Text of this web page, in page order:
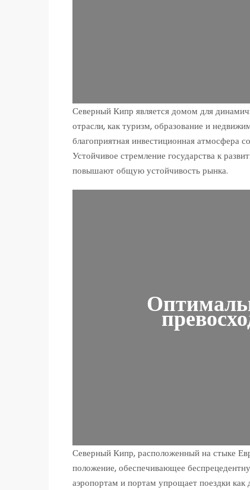
Северный Кипр является домом для
отрасли, как туризм, образование и
благоприятная инвестиционная атмосфера
Устойчивое стремление государства к
повышают общую устойчивость рынка.
Северный Кипр, расположенный на стыке
положение, обеспечивающее
аэропортам и портам упрощает поездки как